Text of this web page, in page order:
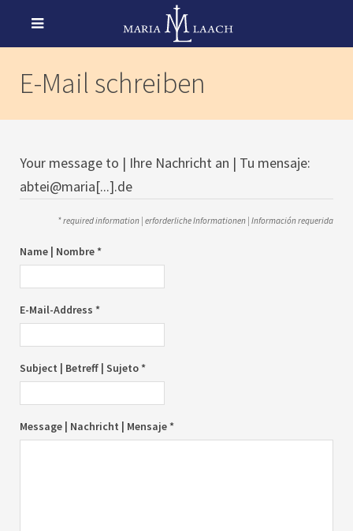
E-Mail schreiben
Your message to | Ihre Nachricht an | Tu mensaje:
abtei@maria[...].de
* required information | erforderliche Informationen | Información requerida
Name | Nombre *
E-Mail-Address *
Subject | Betreff | Sujeto *
Message | Nachricht | Mensaje *